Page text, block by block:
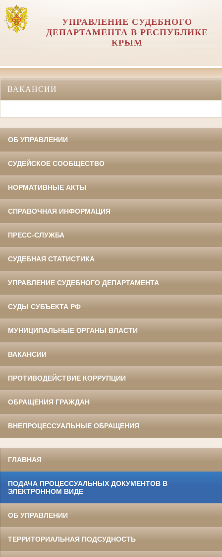
УПРАВЛЕНИЕ СУДЕБНОГО
ДЕПАРТАМЕНТА В РЕСПУБЛИКЕ
КРЫМ
ВАКАНСИИ
ОБ УПРАВЛЕНИИ
СУДЕЙСКОЕ СООБЩЕСТВО
НОРМАТИВНЫЕ АКТЫ
СПРАВОЧНАЯ ИНФОРМАЦИЯ
ПРЕСС-СЛУЖБА
СУДЕБНАЯ СТАТИСТИКА
УПРАВЛЕНИЕ СУДЕБНОГО ДЕПАРТАМЕНТА
СУДЫ СУБЪЕКТА РФ
МУНИЦИПАЛЬНЫЕ ОРГАНЫ ВЛАСТИ
ВАКАНСИИ
ПРОТИВОДЕЙСТВИЕ КОРРУПЦИИ
ОБРАЩЕНИЯ ГРАЖДАН
ВНЕПРОЦЕССУАЛЬНЫЕ ОБРАЩЕНИЯ
ГЛАВНАЯ
ПОДАЧА ПРОЦЕССУАЛЬНЫХ ДОКУМЕНТОВ В
ЭЛЕКТРОННОМ ВИДЕ
ОБ УПРАВЛЕНИИ
ТЕРРИТОРИАЛЬНАЯ ПОДСУДНОСТЬ